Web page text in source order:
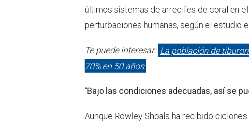
últimos sistemas de arrecifes de coral en
perturbaciones humanas, según el estudio
Te puede interesar: La población de
70% en 50 años
“Bajo las condiciones adecuadas, así se
Aunque Rowley Shoals ha recibido